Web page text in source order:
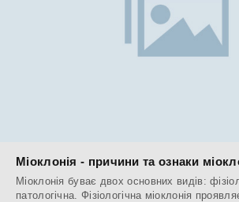
Міоклонія - причини та ознаки
Міоклонія буває двох основних видів:
патологічна. Фізіологічна міоклонія